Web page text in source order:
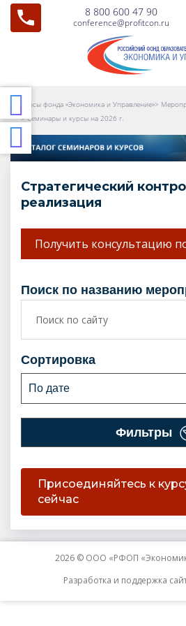
8 800 600 47 90
conference@profitcon.ru
Курсы фонда «Экономика и Управление»>
>Семинары и курсы на 2026 г.
Стратегический
реализация
Получить консультацию
поиск по названию
сортировка
По дате
фильтры
Присоединяйтесь к
сейчас
2026 © ООО «РФОП
Разработка и поддержка